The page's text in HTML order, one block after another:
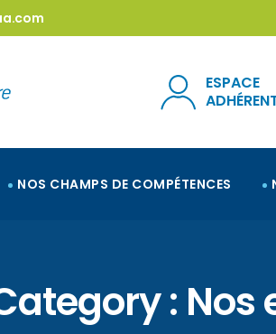
ESPACE
NOS CHAMPS DE COMPÉTENCES
: Nos